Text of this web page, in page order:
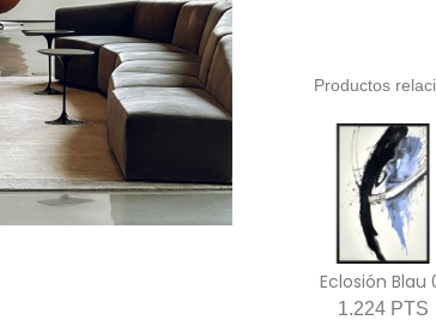
Productos
Eclosión Blau
1.224 PTS